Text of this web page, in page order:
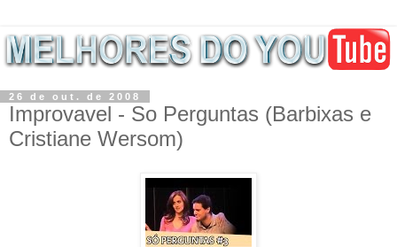
26 de out. de 2008
Improvavel - So Perguntas (Barbixas e
Cristiane Wersom)